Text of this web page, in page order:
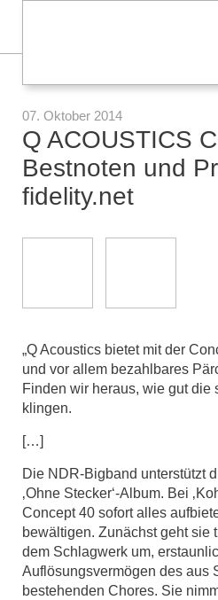
07. Oktober 2014
Q ACOUSTICS
Bestnoten und
fidelity.net
„Q Acoustics bietet mit der
und vor allem bezahlbares
Finden wir heraus, wie gut die
klingen.
[…]
Die NDR-Bigband unterstützt
‚Ohne Stecker‘-Album. Bei
Concept 40 sofort alles
bewältigen. Zunächst geht sie
dem Schlagwerk um,
Auflösungsvermögen des aus
bestehenden Chores. Sie